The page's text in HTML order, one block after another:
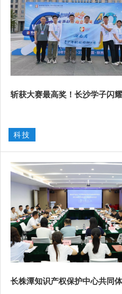
斩获大赛最高奖！长沙学子闪
科技
长株潭知识产权保护中心共同